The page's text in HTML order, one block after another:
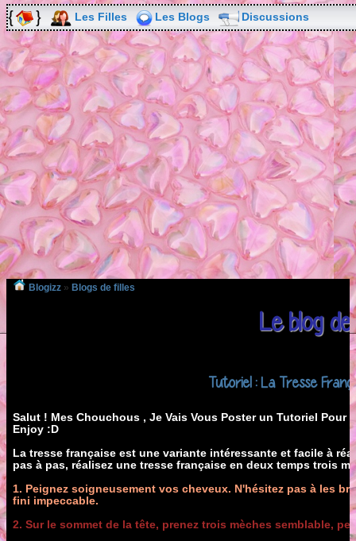
Les Filles Les Blogs Discussions
Blogizz » Blogs de filles
Le blog
Tutoriel : La Tresse
Salut ! Mes Chouchous , Je Vais Vous Poster un Tutoriel Pour
Enjoy :D
La tresse française est une variante intéressante et facile à
pas à pas, réalisez une tresse française en deux temps trois
1. Peignez soigneusement vos cheveux. N'hésitez pas à les
fini impeccable.
2. Sur le sommet de la tête, prenez trois mèches semblable,